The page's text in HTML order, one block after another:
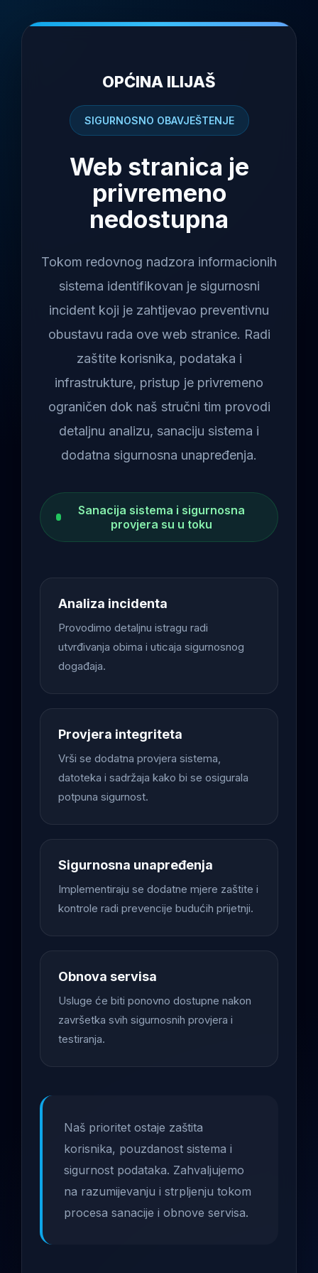
OPĆINA ILIJAŠ
SIGURNOSNO OBAVJEŠTENJE
Web stranica je
privremeno
nedostupna
Tokom redovnog nadzora informacionih
sistema identifikovan je sigurnosni
incident koji je zahtijevao preventivnu
obustavu rada ove web stranice. Radi
zaštite korisnika, podataka i
infrastrukture, pristup je privremeno
ograničen dok naš stručni tim provodi
detaljnu analizu, sanaciju sistema i
dodatna sigurnosna unapređenja.
Sanacija sistema i sigurnosna
provjera su u toku
Analiza incidenta
Provodimo detaljnu istragu radi
utvrđivanja obima i uticaja sigurnosnog
događaja.
Provjera integriteta
Vrši se dodatna provjera sistema,
datoteka i sadržaja kako bi se osigurala
potpuna sigurnost.
Sigurnosna unapređenja
Implementiraju se dodatne mjere zaštite i
kontrole radi prevencije budućih prijetnji.
Obnova servisa
Usluge će biti ponovno dostupne nakon
završetka svih sigurnosnih provjera i
testiranja.
Naš prioritet ostaje zaštita
korisnika, pouzdanost sistema i
sigurnost podataka. Zahvaljujemo
na razumijevanju i strpljenju tokom
procesa sanacije i obnove servisa.